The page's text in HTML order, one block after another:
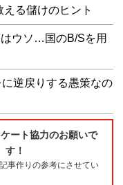
る儲けのヒント
はウソ…国のB/Sを用
逆戻りする愚策なの